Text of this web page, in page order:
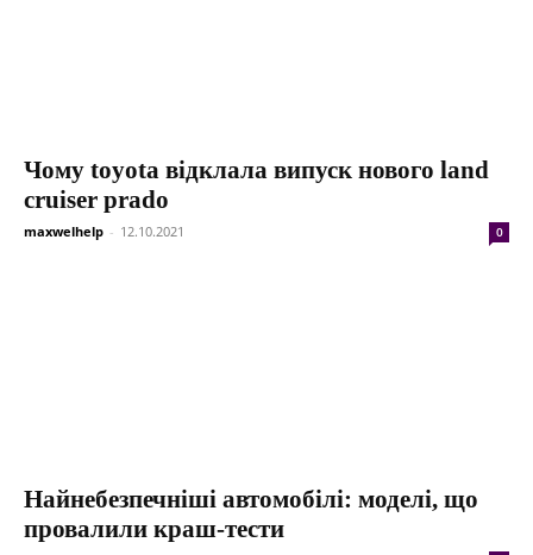
Чому toyota відклала випуск нового land
cruiser prado
maxwelhelp - 12.10.2021 0
Найнебезпечніші автомобілі: моделі, що
провалили краш-тести